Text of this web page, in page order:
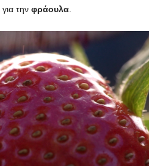
την φράουλα.